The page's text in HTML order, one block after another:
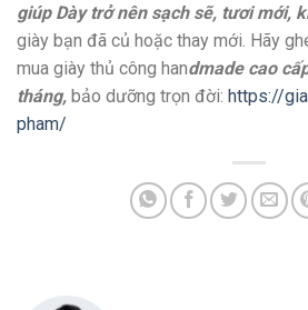
giúp Dày trở nên sạch sẽ, tươi mới,
giày bạn đã củ hoặc thay mới. Hãy
mua giày thủ công handmade cao
tháng, bảo dưỡng trọn đời: https://
pham/